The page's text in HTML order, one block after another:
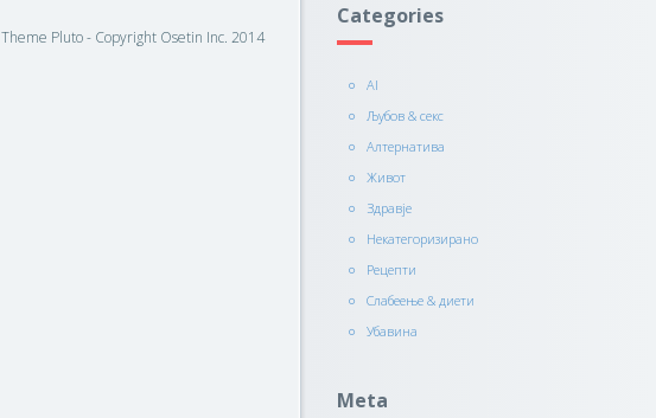
Categories
AI
Љубов & секс
Алтернатива
Живот
Здравје
Некатегоризирано
Рецепти
Слабеење & диети
Убавина
Meta
Theme Pluto - Copyright Osetin Inc. 2014